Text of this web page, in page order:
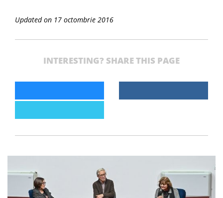
Updated on 17 octombrie 2016
INTERESTING? SHARE THIS PAGE